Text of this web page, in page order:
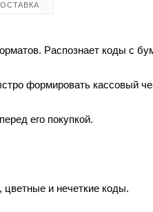
Распознает коды с
формировать кассовый
его покупкой.
и нечеткие коды.